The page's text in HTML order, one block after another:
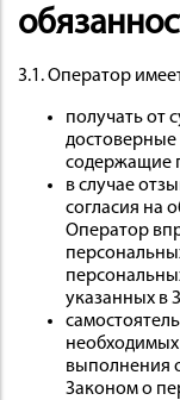
3.1. Оператор
получать от
содержащие
в случае
согласия на
Оператор
указанных в
необходимых
выполнения
Законом о